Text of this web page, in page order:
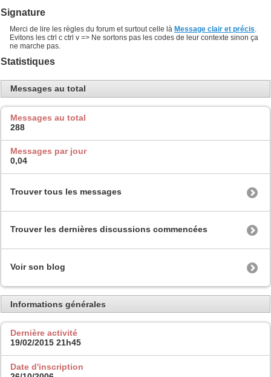
Signature
Merci de lire les règles du forum et surtout celle là Message clair et précis.
Evitons les ctrl c ctrl v => Ne sortons pas les codes de leur contexte sinon ça
ne marche pas.
Statistiques
Messages au total
Messages au total
288
Messages par jour
0,04
Trouver tous les messages
Trouver les dernières discussions commencées
Voir son blog
Informations générales
Dernière activité
19/02/2015 21h45
Date d'inscription